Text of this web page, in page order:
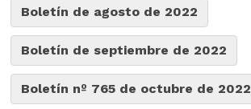
Boletín de agosto de 2022
Boletín de septiembre de 2022
Boletín nº 765 de octubre de 2022